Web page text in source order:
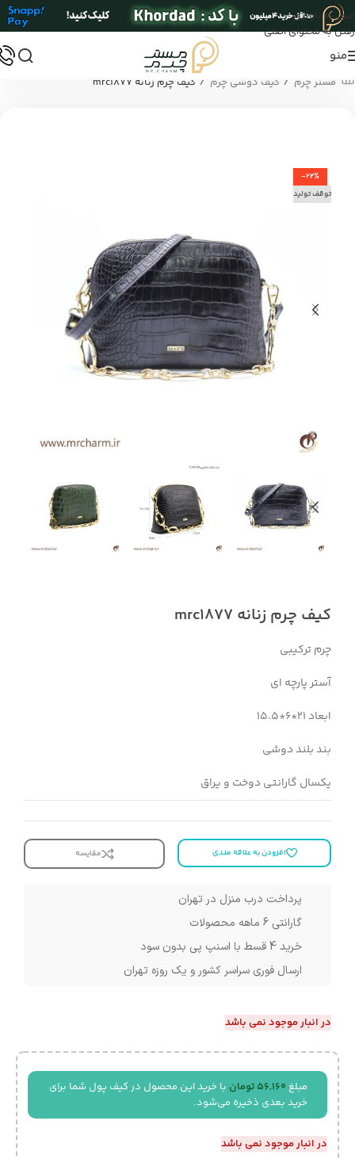
عبور به ناوبری
رفتن به محتوای اصلی
منو
مستر چرم / کیف دوشی چرم / کیف چرم زنانه mrc1877
-22%
توقف تولید
کیف چرم زنانه mrc1877
چرم ترکیبی
آستر پارچه ای
ابعاد 21*6*15.5
بند بلند دوشی
یکسال گارانتی دوخت و یراق
افزودن به علاقه مندی مقایسه
پرداخت درب منزل در تهران
گارانتی 6 ماهه محصولات
خرید 4 قسط با اسنپ پی بدون سود
ارسال فوری سراسر کشور و یک روزه تهران
در انبار موجود نمی باشد
مبلغ 56,160 تومان با خرید این محصول در کیف پول شما برای
خرید بعدی ذخیره می‌شود.
در انبار موجود نمی باشد